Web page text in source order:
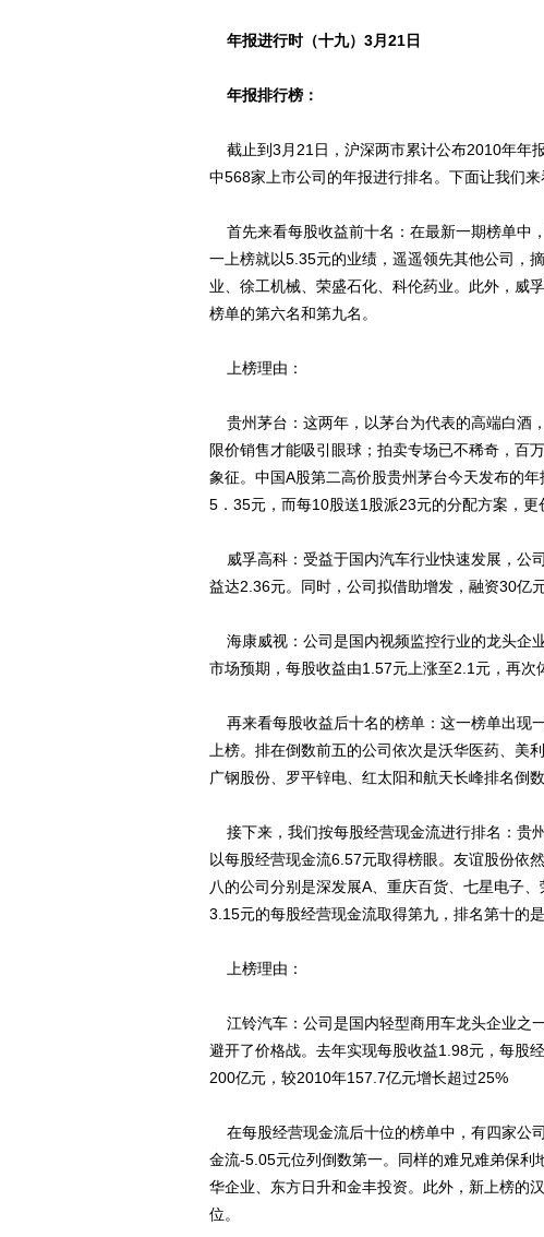
年报进行时（十九）3月21日
年报排行榜：
截止到3月21日，沪深两市累计公布2010年年
中568家上市公司的年报进行排名。下面让我们来
首先来看每股收益前十名：在最新一期榜单中
一上榜就以5.35元的业绩，遥遥领先其他公司，
业、徐工机械、荣盛石化、科伦药业。此外，威
榜单的第六名和第九名。
上榜理由：
贵州茅台：这两年，以茅台为代表的高端白酒
限价销售才能吸引眼球；拍卖专场已不稀奇，百
象征。中国A股第二高价股贵州茅台今天发布的
5．35元，而每10股送1股派23元的分配方案，更
威孚高科：受益于国内汽车行业快速发展，公
益达2.36元。同时，公司拟借助增发，融资30亿
海康威视：公司是国内视频监控行业的龙头企
市场预期，每股收益由1.57元上涨至2.1元，再次
再来看每股收益后十名的榜单：这一榜单出现
上榜。排在倒数前五的公司依次是沃华医药、美
广钢股份、罗平锌电、红太阳和航天长峰排名倒数
接下来，我们按每股经营现金流进行排名：贵
以每股经营现金流6.57元取得榜眼。友谊股份依
八的公司分别是深发展A、重庆百货、七星电子
3.15元的每股经营现金流取得第九，排名第十的是
上榜理由：
江铃汽车：公司是国内轻型商用车龙头企业之
避开了价格战。去年实现每股收益1.98元，每股
200亿元，较2010年157.7亿元增长超过25%
在每股经营现金流后十位的榜单中，有四家公
金流-5.05元位列倒数第一。同样的难兄难弟保
华企业、东方日升和金丰投资。此外，新上榜的
位。